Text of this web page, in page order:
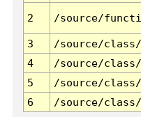
2 /source/
3 /source/
4
/source/
5
/source/
6
/source/